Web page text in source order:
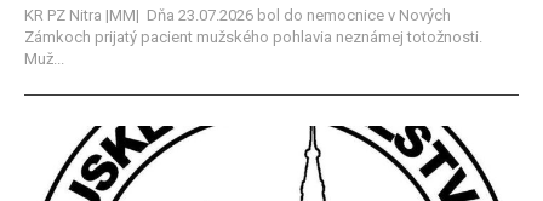
KR PZ Nitra |MM| Dňa 23.07.2026 bol do nemocnice v Nových
Zámkoch prijatý pacient mužského pohlavia neznámej totožnosti.
Muž...